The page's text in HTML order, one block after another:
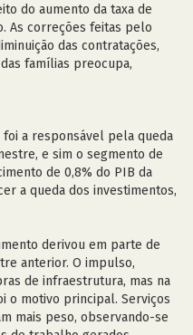
do aumento da taxa de
As correções feitas pelo
das contratações,
famílias preocupa,
a responsável pela queda
e sim o segmento de
de 0,8% do PIB da
a queda dos investimentos,
derivou em parte de
anterior. O impulso,
de infraestrutura, mas na
o motivo principal. Serviços
mais peso, observando-se